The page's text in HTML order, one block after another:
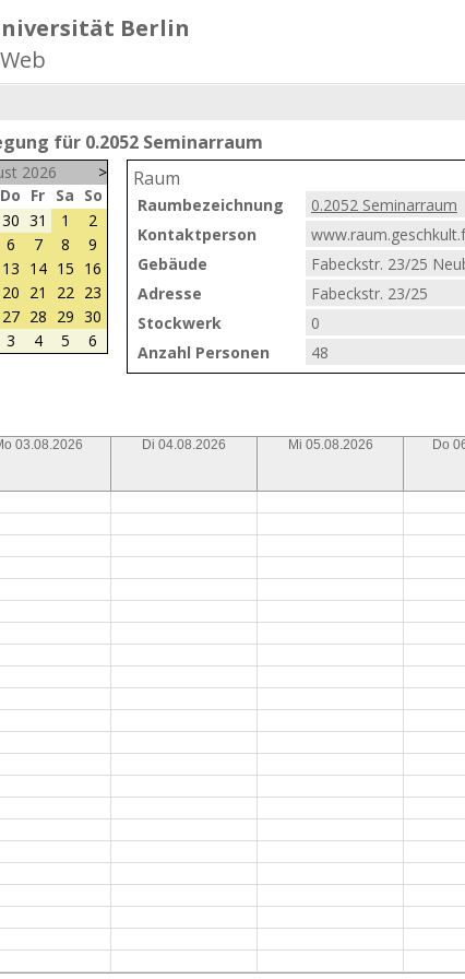
Berlin
für 0.2052 Seminarraum
2026
>
Do Fr Sa So
30 31 1
2
6 7 8
9
13 14 15 16
20 21 22 23
27 28 29 30
3 4 5 6
Raum
Raumbezeichnung
0.2052 Seminarraum
Kontaktperson
Gebäude
Fabeckstr. 23/25
Adresse
Fabeckstr. 23/25
Stockwerk
0
Anzahl Personen
48
03.08.2026 Di 04.08.2026 Mi 05.08.2026 Do